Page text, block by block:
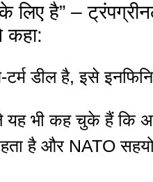
लिए है” –
कहा:
टर्म डील है, इसे
यह भी कह चुके हैं कि
है और NATO